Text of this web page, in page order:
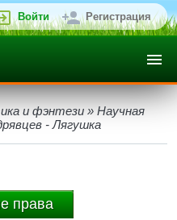
Войти Регистрация
и фэнтези » Научная
- Лягушка
права